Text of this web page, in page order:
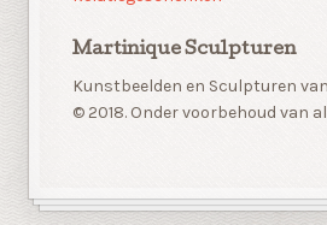
Martinique Sculpturen
Kunstbeelden en Sculpturen
© 2018. Onder voorbehoud van